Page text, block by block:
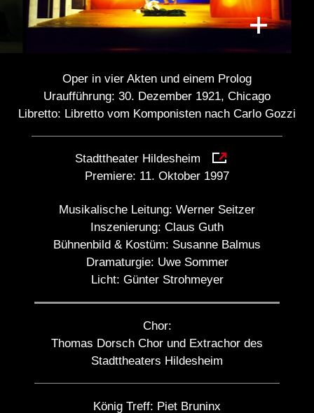
Oper in vier Akten und einem Prolog
Uraufführung: 30. Dezember 1921, Chicago
Libretto: Libretto vom Komponisten nach Carlo Gozzi
Stadttheater Hildesheim
Premiere: 11. Oktober 1997
Musikalische Leitung: Werner Seitzer
Inszenierung: Claus Guth
Bühnenbild & Kostüm: Susanne Balmus
Dramaturgie: Uwe Sommer
Licht: Günter Strohmeyer
Chor:
Thomas Dorsch Chor und Extrachor des
Stadttheaters Hildesheim
König Treff: Piet Bruninx